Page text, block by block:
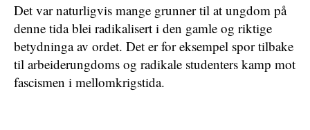
Det var naturligvis mange grunner til at ungdom på
denne tida blei radikalisert i den gamle og riktige
betydninga av ordet. Det er for eksempel spor tilbake
til arbeiderungdoms og radikale studenters kamp mot
fascismen i mellomkrigstida.